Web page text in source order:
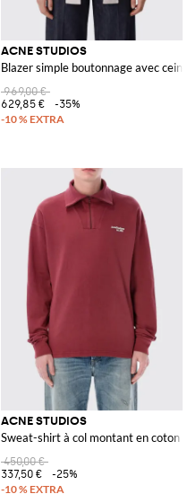
ACNE STUDIOS
Blazer simple boutonnage avec
969,00 €
629,85 €
-35%
ACNE STUDIOS
Sweat-shirt à col montant en coton
450,00 €
337,50 €
-25%